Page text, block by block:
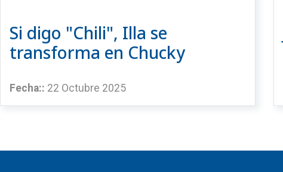
Si digo "Chili", Illa se
transforma en Chucky
Fecha:: 22 Octubre 2025